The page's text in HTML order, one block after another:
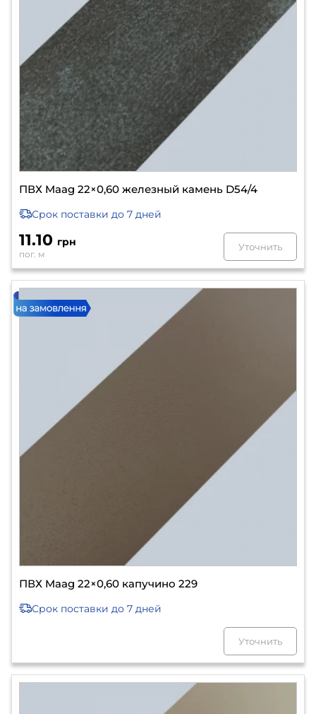
ПВХ Maag 22×0,60 железный камень D54/4
Срок поставки до 7 дней
11.10 грн
пог. м
Уточнить
ПВХ Maag 22×0,60 капучино 229
Срок поставки до 7 дней
Уточнить